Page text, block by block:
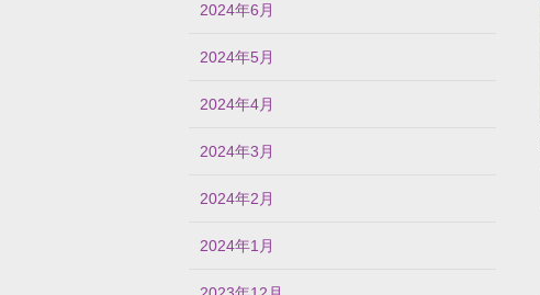
2024年6月
2024年5月
2024年4月
2024年3月
2024年2月
2024年1月